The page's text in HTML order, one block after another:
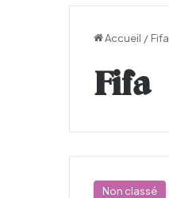
Accueil / Fifa
Fifa
Non classé